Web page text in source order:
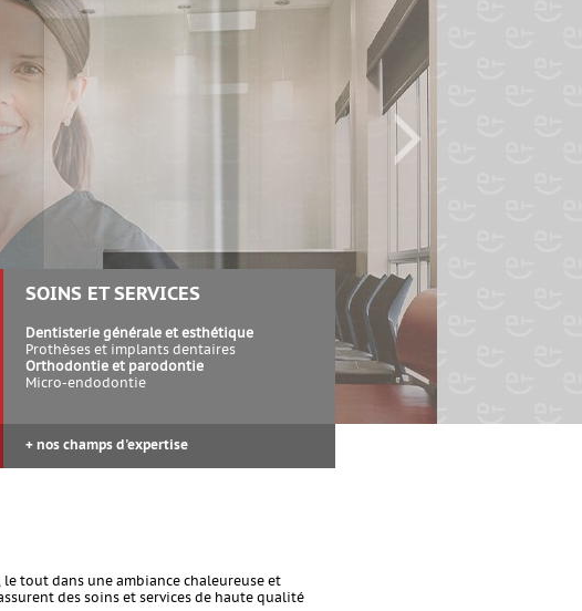
SOINS ET SERVICES
Dentisterie générale et esthétique
Prothèses et implants dentaires
Orthodontie et parodontie
Micro-endodontie
+ nos champs d'expertise
tout dans une ambiance chaleureuse et
des soins et services de haute qualité